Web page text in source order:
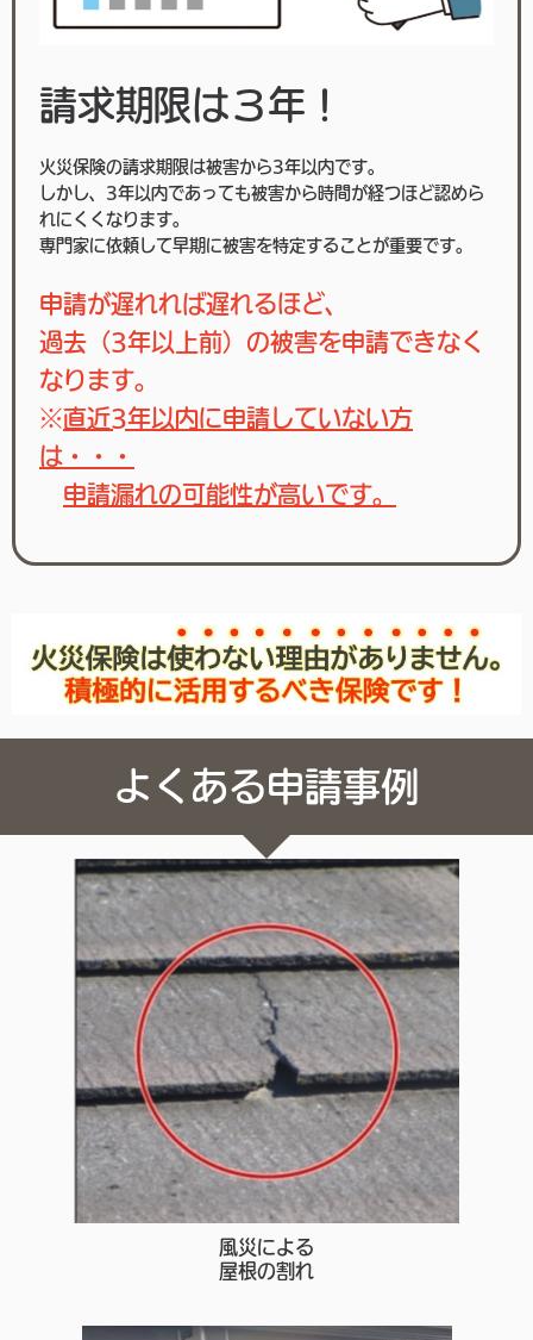
請求期限は３年！
火災保険の請求期限は被害から3年以内です。
しかし、3年以内であっても被害から時間が経つほど認めら
れにくくなります。
専門家に依頼して早期に被害を特定することが重要です。
申請が遅れれば遅れるほど、
過去（3年以上前）の被害を申請できなく
なります。
※直近3年以内に申請していない方
は・・・
申請漏れの可能性が高いです。
よくある申請事例
風災による
屋根の割れ